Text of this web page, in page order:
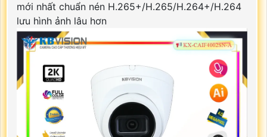
mới nhất chuẩn nén H.265+/H.265/H.264+/H.264
lưu hình ảnh lâu hơn